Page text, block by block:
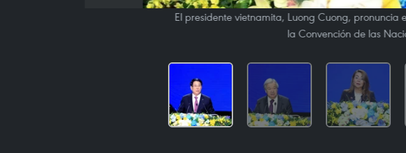
El presidente vietnamita, Luong Cuong,
la Convención de las